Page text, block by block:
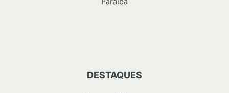
DESTAQUES